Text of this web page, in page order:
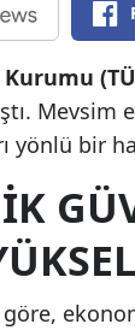
Mevsim
yönlü bir